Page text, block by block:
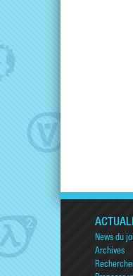
News du
Archives